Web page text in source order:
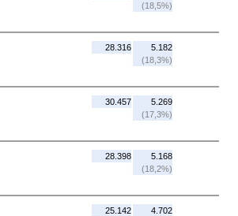
(18,5%)
28.316
5.182
(18,3%)
30.457
5.269
(17,3%)
28.398
5.168
(18,2%)
25.142
4.702